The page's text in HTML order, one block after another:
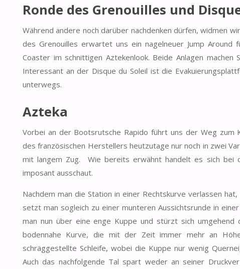
Ronde des Grenouilles und
Während andere noch darüber nachdenken dürfen, widmen
des Grenouilles erwartet uns ein nagelneuer Jump
Coaster im schnittigen Aztekenlook. Beide Anlagen
Interessant an der Disque du Soleil ist die
unterwegs.
Azteka
Vorbei an der Bootsrutsche Rapido führt uns der Weg zum
des französischen Herstellers heutzutage nur noch in zwei
mit langem Zug.
Wie bereits erwähnt handelt es sich bei
imposant ausschaut.
Nachdem man die Station in einer Rechtskurve verlassen
setzt man sogleich zu einer munteren Aussichtsrunde in
man nun über eine enge Kuppe und stürzt sich
bodennahe Kurve, die mit der Zeit immer mehr an
schräggestellte Schleife, wobei die Kuppe nur wenig
Auch das nachfolgende Tal spart weder an seiner